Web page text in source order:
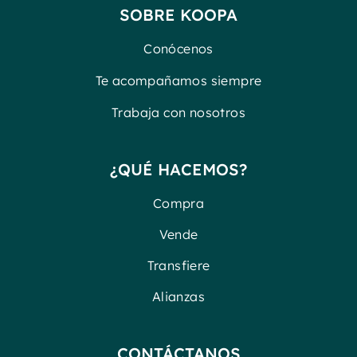
SOBRE KOOPA
Conócenos
Te acompañamos siempre
Trabaja con nosotros
¿QUÉ HACEMOS?
Compra
Vende
Transfiere
Alianzas